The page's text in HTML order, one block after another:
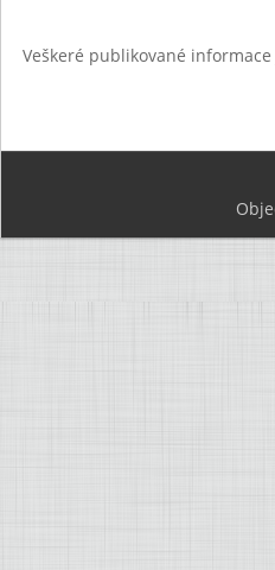
Veškeré publikované